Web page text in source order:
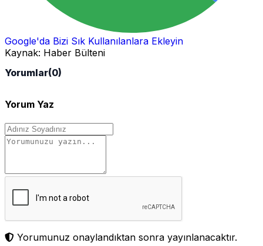
Google'da Bizi Sık Kullanılanlara Ekleyin
Kaynak: Haber Bülteni
Yorumlar(0)
Yorum Yaz
Yorumunuz onaylandıktan sonra yayınlanacaktır.